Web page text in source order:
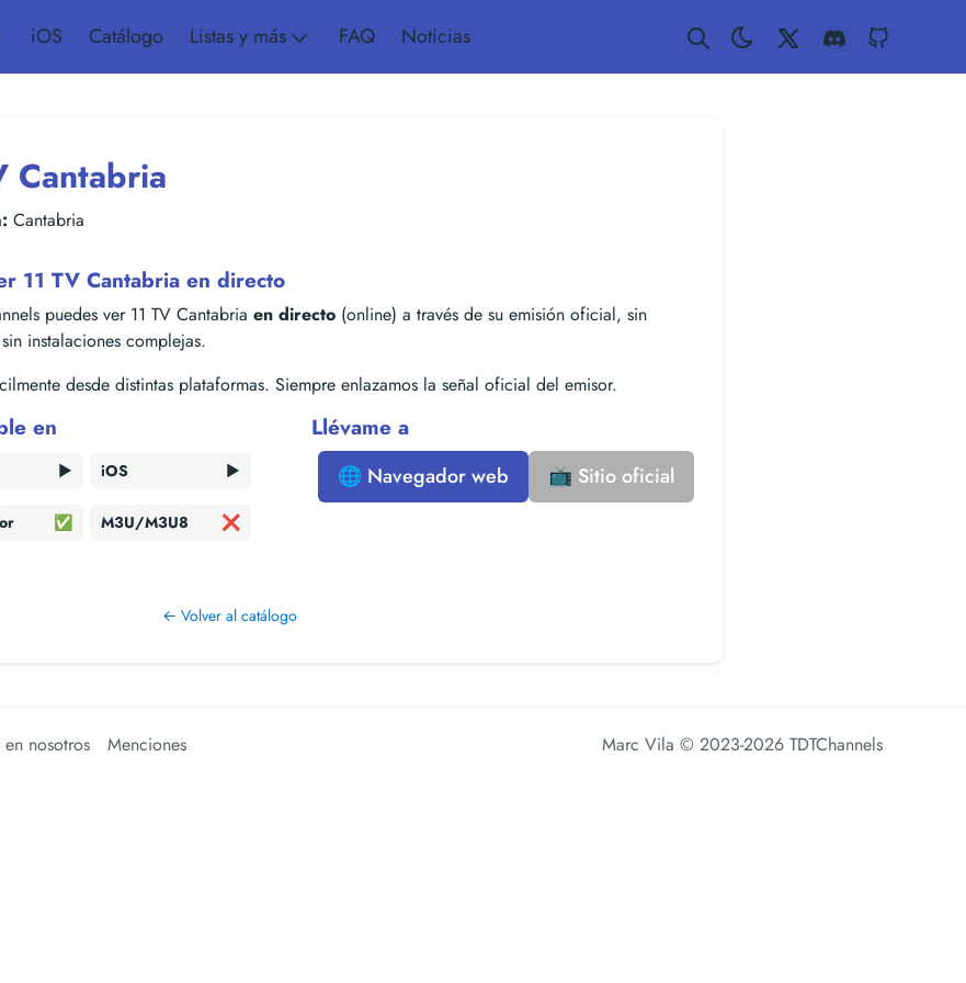
iOS Catálogo Listas y más FAQ Noticias Twitter Discord
Cantabria
Cantabria
11 TV Cantabria en directo
puedes ver 11 TV Cantabria en directo (online) a través de su emisión oficial, sin
instalaciones complejas.
desde distintas plataformas. Siempre enlazamos la señal oficial del emisor.
en
▶️ iOS ▶️
✅ M3U/M3U8 ❌
Llévame a
🌐 Navegador web 📺 Sitio oficial
← Volver al catálogo
nosotros Menciones Marc Vila © 2023-2026 TDTChannels